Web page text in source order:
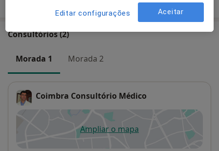
Consultórios (2)
Morada 1 Morada 2
Coimbra Consultório Médico
Ampliar o mapaabre num novo separador
Editar configurações Aceitar